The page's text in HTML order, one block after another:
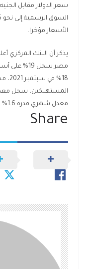
سعر الدولار مقابل
الأسعار مؤخرا.
يذكر أن البنك
معدل شهري قدره 1.6% في سبتمبر الماضي.
Share